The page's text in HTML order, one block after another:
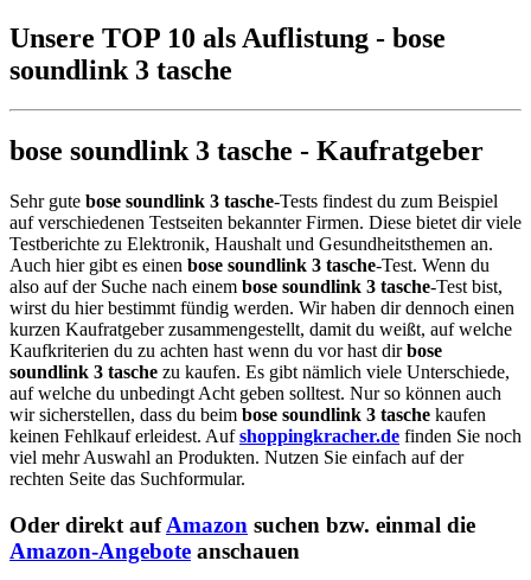
Unsere TOP 10 als Auflistung - bose
soundlink 3 tasche
bose soundlink 3 tasche - Kaufratgeber
Sehr gute bose soundlink 3 tasche-Tests findest du zum Beispiel
auf verschiedenen Testseiten bekannter Firmen. Diese bietet dir viele
Testberichte zu Elektronik, Haushalt und Gesundheitsthemen an.
Auch hier gibt es einen bose soundlink 3 tasche-Test. Wenn du
also auf der Suche nach einem bose soundlink 3 tasche-Test bist,
wirst du hier bestimmt fündig werden. Wir haben dir dennoch einen
kurzen Kaufratgeber zusammengestellt, damit du weißt, auf welche
Kaufkriterien du zu achten hast wenn du vor hast dirbose
soundlink 3 tasche zu kaufen. Es gibt nämlich viele Unterschiede,
auf welche du unbedingt Acht geben solltest. Nur so können auch
wir sicherstellen, dass du beim bose soundlink 3 tasche kaufen
keinen Fehlkauf erleidest. Aufshoppingkracher.de finden Sie noch
viel mehr Auswahl an Produkten. Nutzen Sie einfach auf der
rechten Seite das Suchformular.
Oder direkt aufAmazon suchen bzw. einmal die
Amazon-Angebote anschauen